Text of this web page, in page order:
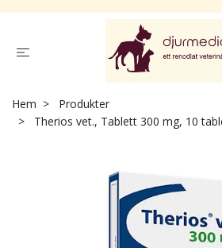
Hem
Produkter
Therios vet., Tablett 300 mg, 10